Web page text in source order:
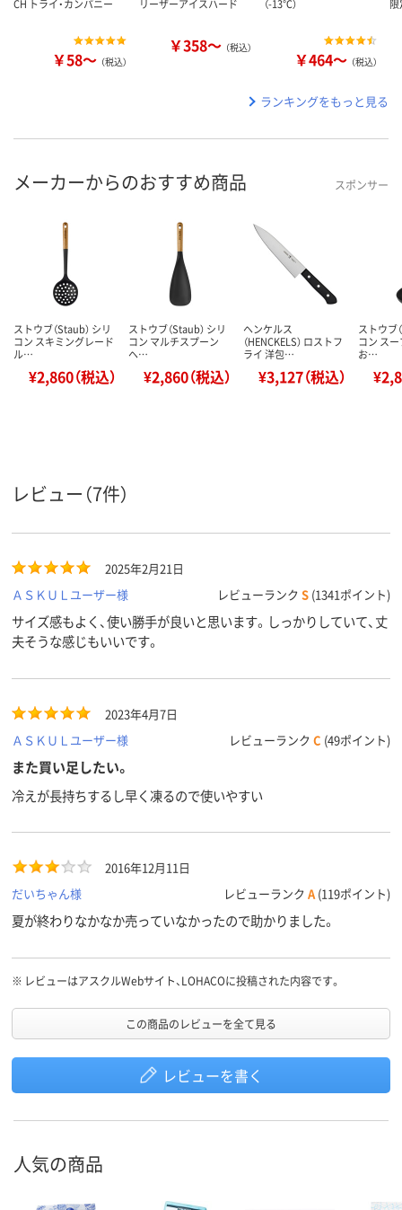
CH トライ・カンパニー
￥58～ （税込）
リーザーアイスハード
￥358～ （税込）
（-13℃）
￥464～ （税込）
ランキングをもっと見る
メーカーからのおすすめ商品 スポンサー
ストウブ（Staub） シリ
コン スキミングレード
ル…
¥2,860（税込）
ストウブ（Staub） シリ
コン マルチスプーン
ヘ…
¥2,860（税込）
ヘンケルス
（HENCKELS） ロストフ
ライ 洋包…
¥3,127（税込）
ストウブ
コン ス
お…
レビュー（7件）
2025年2月21日
ＡＳＫＵＬユーザー様
レビューランク S (1341ポイント)
サイズ感もよく、使い勝手が良いと思います。しっかりしていて、丈
夫そうな感じもいいです。
2023年4月7日
ＡＳＫＵＬユーザー様
レビューランク C (49ポイント)
また買い足したい。
冷えが長持ちするし早く凍るので使いやすい
2016年12月11日
だいちゃん様
レビューランク A (119ポイント)
夏が終わりなかなか売っていなかったので助かりました。
※ レビューはアスクルWebサイト、LOHACOに投稿された内容です。
この商品のレビューを全て見る
レビューを書く
人気の商品